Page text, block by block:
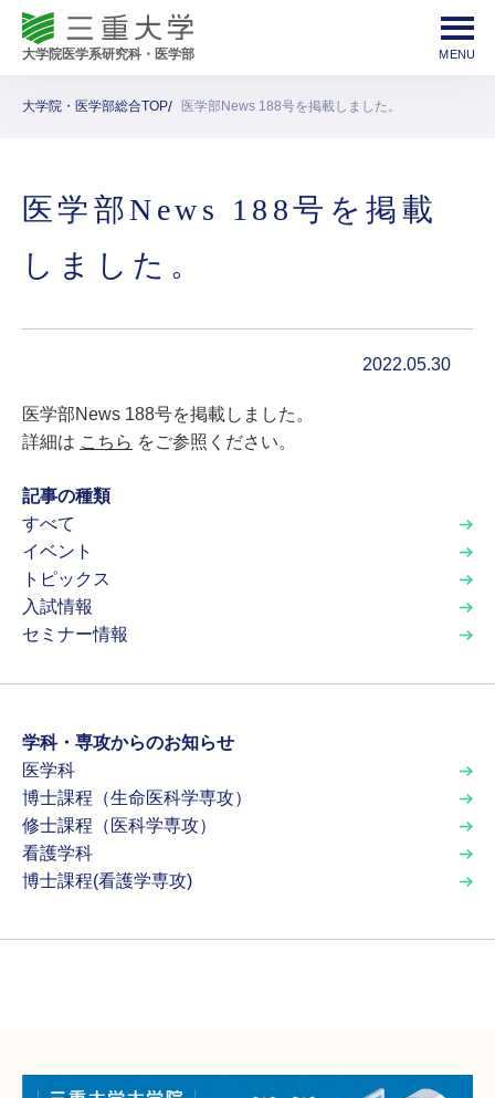
大学院・医学部総合TOP 医学部News 188号を掲載しました。
医学部News 188号を掲載
しました。
2022.05.30
医学部News 188号を掲載しました。
詳細は こちら をご参照ください。
記事の種類
すべて
イベント
トピックス
入試情報
セミナー情報
学科・専攻からのお知らせ
医学科
博士課程（生命医科学専攻）
修士課程（医科学専攻）
看護学科
博士課程(看護学専攻)